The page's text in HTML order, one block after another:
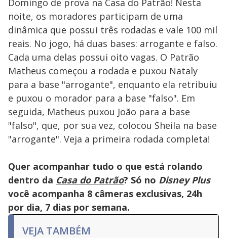
Domingo de prova na Casa do Patrão! Nesta
noite, os moradores participam de uma
dinâmica que possui três rodadas e vale 100 mil
reais. No jogo, há duas bases: arrogante e falso.
Cada uma delas possui oito vagas. O Patrão
Matheus começou a rodada e puxou Nataly
para a base "arrogante", enquanto ela retribuiu
e puxou o morador para a base "falso". Em
seguida, Matheus puxou João para a base
"falso", que, por sua vez, colocou Sheila na base
"arrogante". Veja a primeira rodada completa!
Quer acompanhar tudo o que está rolando
dentro da Casa do Patrão? Só no Disney Plus
você acompanha 8 câmeras exclusivas, 24h
por dia, 7 dias por semana.
VEJA TAMBÉM